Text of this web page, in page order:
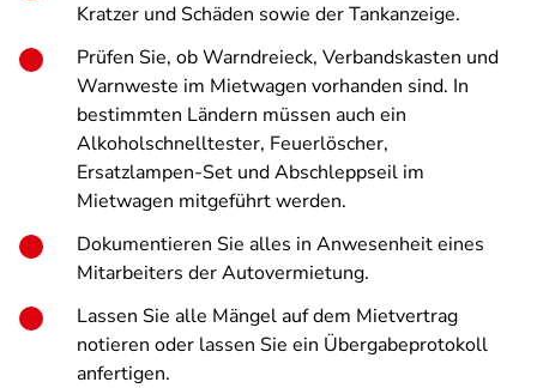
Kratzer und Schäden sowie der Tankanzeige.
Prüfen Sie, ob Warndreieck, Verbandskasten und
Warnweste im Mietwagen vorhanden sind. In
bestimmten Ländern müssen auch ein
Alkoholschnelltester, Feuerlöscher,
Ersatzlampen-Set und Abschleppseil im
Mietwagen mitgeführt werden.
Dokumentieren Sie alles in Anwesenheit eines
Mitarbeiters der Autovermietung.
Lassen Sie alle Mängel auf dem Mietvertrag
notieren oder lassen Sie ein Übergabeprotokoll
anfertigen.